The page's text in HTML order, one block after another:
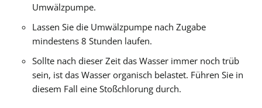
Umwälzpumpe.
Lassen Sie die Umwälzpumpe nach Zugabe
mindestens 8 Stunden laufen.
Sollte nach dieser Zeit das Wasser immer noch trüb
sein, ist das Wasser organisch belastet. Führen Sie in
diesem Fall eine Stoßchlorung durch.